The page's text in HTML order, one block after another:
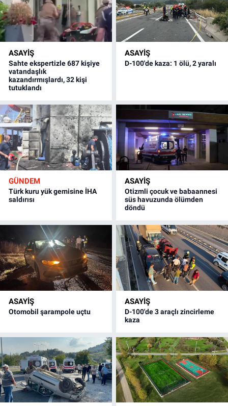
ASAYİŞ
Sahte ekspertizle 687 kişiye
vatandaşlık
kazandırmışlardı, 32 kişi
tutuklandı
ASAYİŞ
D-100'de kaza: 1 ölü, 2 yaralı
GÜNDEM
Türk kuru yük gemisine İHA
saldırısı
ASAYİŞ
Otizmli çocuk ve babaannesi
süs havuzunda ölümden
döndü
ASAYİŞ
Otomobil şarampole uçtu
ASAYİŞ
D-100'de 3 araçlı zincirleme
kaza